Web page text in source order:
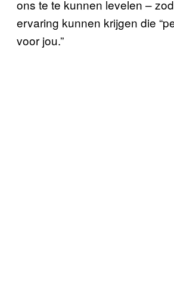
ons te te kunnen levelen –
ervaring kunnen krijgen die
voor jou.”